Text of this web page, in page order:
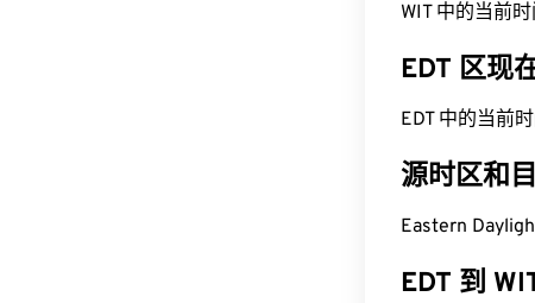
WIT 中的当前
EDT 区现
EDT 中的当前
源时区和
Eastern
EDT 到